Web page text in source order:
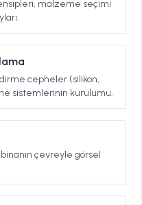
malzeme seçimi
cepheler (silikon,
sistemlerinin kurulumu.
binanın çevreyle görsel